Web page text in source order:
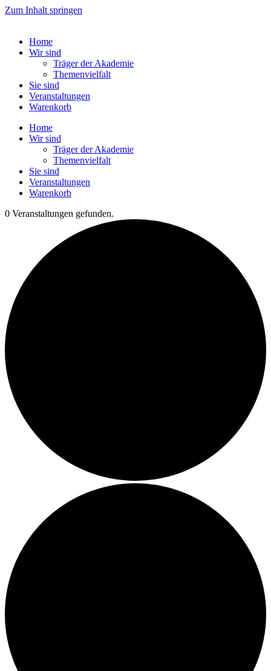
Zum Inhalt springen
Home
Wir sind
Träger der Akademie
Themenvielfalt
Sie sind
Veranstaltungen
Warenkorb
Home
Wir sind
Träger der Akademie
Themenvielfalt
Sie sind
Veranstaltungen
Warenkorb
0 Veranstaltungen gefunden.